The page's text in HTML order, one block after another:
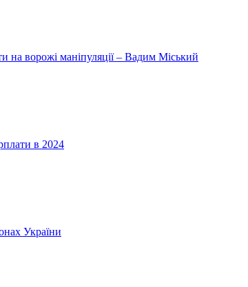
на ворожі маніпуляції – Вадим Міський
в 2024
України